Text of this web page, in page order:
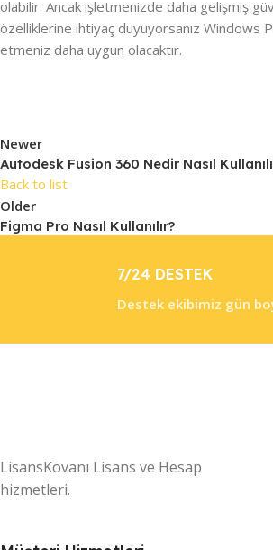
olabilir. Ancak işletmenizde daha gelişmiş
özelliklerine ihtiyaç duyuyorsanız Windows
etmeniz daha uygun olacaktır.
Newer
Autodesk Fusion 360 Nedir Nasıl
Back to list
Older
Figma Pro Nasıl Kullanılır?
7/24 DESTEK
Destek ekibimiz gün
LisansKovanı Lisans ve Hesap
hizmetleri.